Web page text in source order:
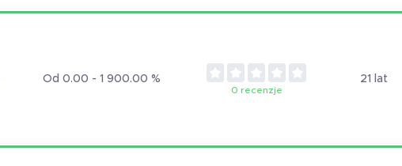
Od 0.00 - 1 900.00 %
0 recenzje
21 lat